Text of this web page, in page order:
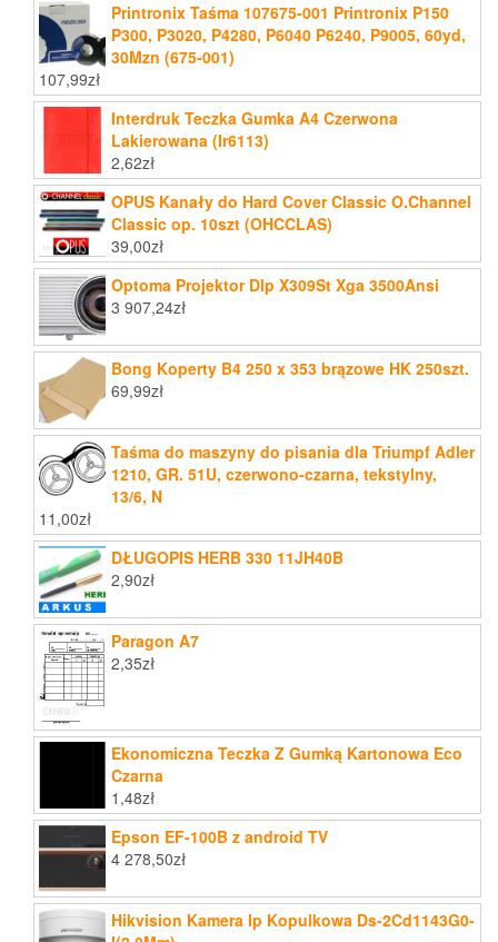
Printronix Taśma 107675-001 Printronix P150
P300, P3020, P4280, P6040 P6240, P9005, 60yd,
30Mzn (675-001)
107,99zł
Interdruk Teczka Gumka A4 Czerwona
Lakierowana (Ir6113)
2,62zł
OPUS Kanały do Hard Cover Classic O.Channel
Classic op. 10szt (OHCCLAS)
39,00zł
Optoma Projektor Dlp X309St Xga 3500Ansi
3 907,24zł
Bong Koperty B4 250 x 353 brązowe HK 250szt.
69,99zł
Taśma do maszyny do pisania dla Triumpf Adler
1210, GR. 51U, czerwono-czarna, tekstylny,
13/6, N
11,00zł
DŁUGOPIS HERB 330 11JH40B
2,90zł
Paragon A7
2,35zł
Ekonomiczna Teczka Z Gumką Kartonowa Eco
Czarna
1,48zł
Epson EF-100B z android TV
4 278,50zł
Hikvision Kamera Ip Kopulkowa Ds-2Cd1143G0-